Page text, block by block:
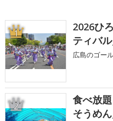
1
2026ひ
ティバ
広島のゴー
2
食べ放
そうめ